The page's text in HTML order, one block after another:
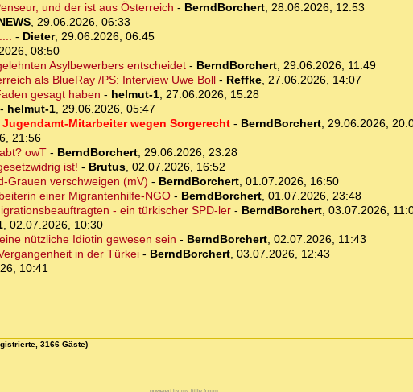
und der ist aus Österreich - BerndBorchert, 28.06.2026, 12:53
, 29.06.2026, 06:33
- Dieter, 29.06.2026, 06:45
08:50
Asylbewerbers entscheidet- BerndBorchert, 29.06.2026, 11:49
als BlueRay /PS: Interview Uwe Boll- Reffke, 27.06.2026, 14:07
gesagt haben - helmut-1, 27.06.2026, 15:28
helmut-1, 29.06.2026, 05:47
Mitarbeiter wegen Sorgerecht- BerndBorchert, 29.06.2026,
21:56
owT- BerndBorchert, 29.06.2026, 23:28
ist! - Brutus, 02.07.2026, 16:52
Grauen verschweigen (mV) - BerndBorchert, 01.07.2026, 16:50
einer Migrantenhilfe-NGO- BerndBorchert, 01.07.2026, 23:48
- ein türkischer SPD-ler- BerndBorchert, 03.07.2026,
, 02.07.2026, 10:30
nützliche Idiotin gewesen sein - BerndBorchert, 02.07.2026, 11:43
in der Türkei- BerndBorchert, 03.07.2026, 12:43
10:41
3166 Gäste)